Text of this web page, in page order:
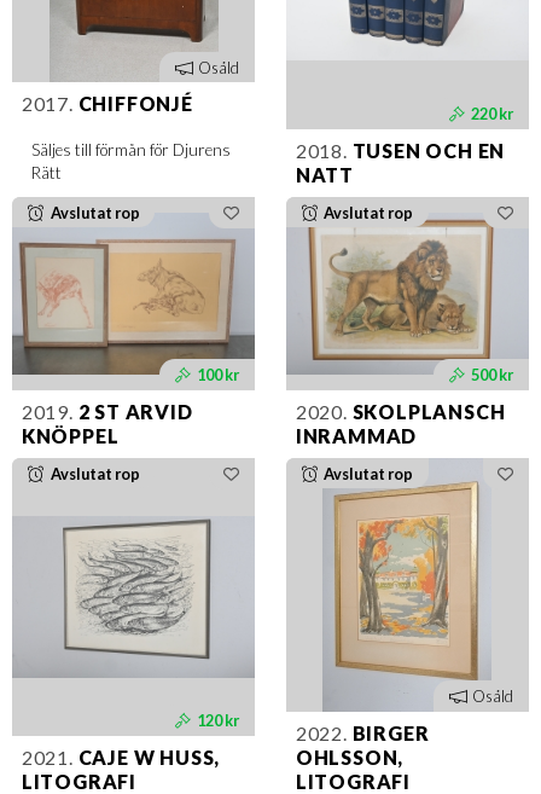
Osåld
2017. CHIFFONJÉ
Säljes till förmån för Djurens
Rätt
220 kr
2018. TUSEN OCH EN
NATT
Avslutat rop
100 kr
2019. 2 ST ARVID
KNÖPPEL
Avslutat rop
500 kr
2020. SKOLPLANSCH
INRAMMAD
Avslutat rop
120 kr
2021. CAJE W HUSS,
LITOGRAFI
Avslutat rop
Osåld
2022. BIRGER
OHLSSON,
LITOGRAFI